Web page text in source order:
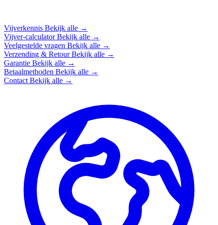
Vijverkennis Bekijk alle →
Vijver-calculatorBekijk alle →
Veelgestelde vragen Bekijk alle →
Verzending & RetourBekijk alle →
Garantie Bekijk alle →
Betaalmethoden Bekijk alle →
Contact Bekijk alle →